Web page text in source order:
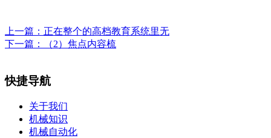
上一篇： 正在整个的高档教育系统里无
下一篇：
（2）焦点内容梳
快捷导航
关于我们
机械知识
机械自动化